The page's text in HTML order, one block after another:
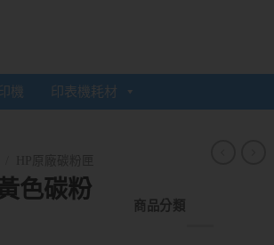
機 印表機耗材
色碳粉
商品分類